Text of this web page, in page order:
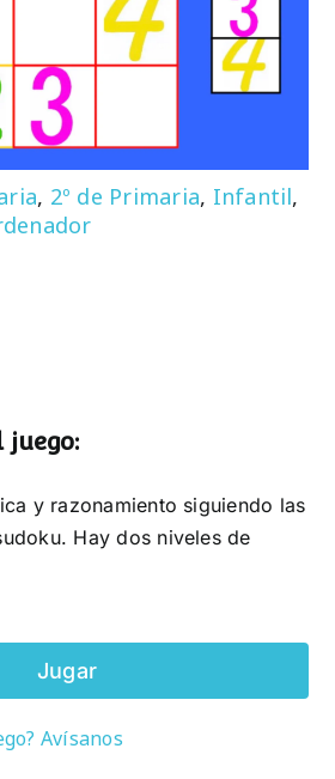
, 2º de Primaria, Infantil,
juego:
y razonamiento siguiendo las
Hay dos niveles de
Jugar
Avísanos